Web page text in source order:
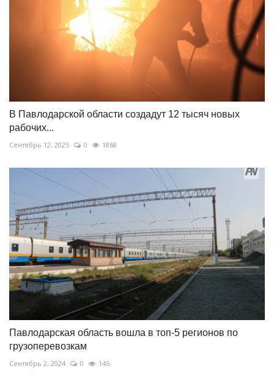
В Павлодарской области создадут 12 тысяч новых
рабочих...
Сентябрь 12, 2025 0 1868
Павлодарская область вошла в топ-5 регионов по
грузоперевозкам
Сентябрь 2, 2024 0 145